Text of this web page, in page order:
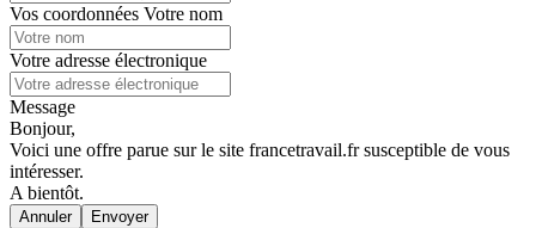
Vos coordonnées Votre nom
Votre adresse électronique
Message
Bonjour,
Voici une offre parue sur le site francetravail.fr susceptible de vous
intéresser.
A bientôt.
Annuler